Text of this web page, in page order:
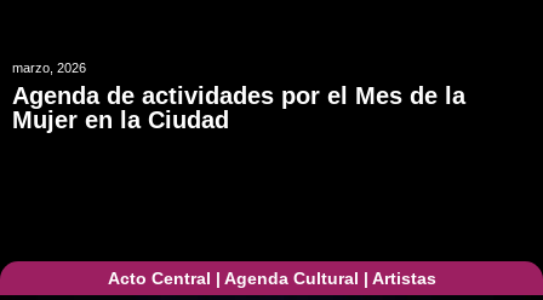
marzo, 2026
Agenda de actividades por el Mes de la
Mujer en la Ciudad
Acto Central | Agenda Cultural | Artistas